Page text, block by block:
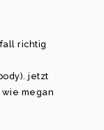
richtig
jetzt
wie megan